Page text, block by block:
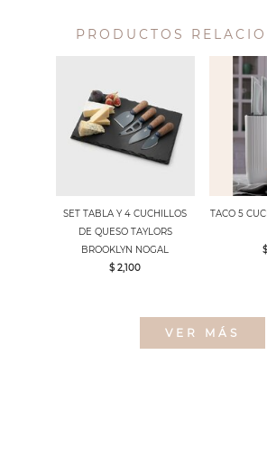
PRODUCTOS
SET TABLA Y 4 CUCHILLOS
DE QUESO TAYLORS
BROOKLYN NOGAL
$ 2,100
TACO 5
VER MÁS